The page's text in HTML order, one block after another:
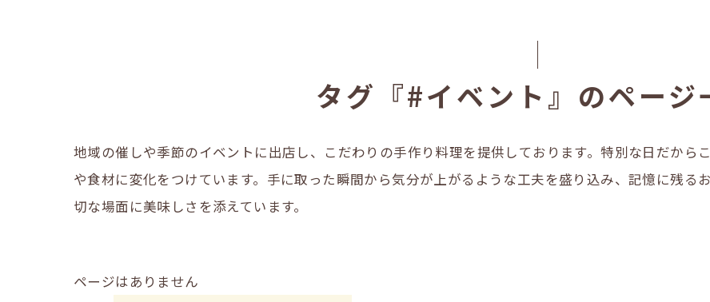
タグ『#イベント』のページ
地域の催しや季節のイベントに出店し、こだわりの手作り料理を提供しております。特別な日だから
や食材に変化をつけています。手に取った瞬間から気分が上がるような工夫を盛り込み、記憶に残る
切な場面に美味しさを添えています。
ページはありません